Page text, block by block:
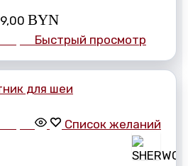
9,00 BYN
Быстрый просмотр
Список желаний